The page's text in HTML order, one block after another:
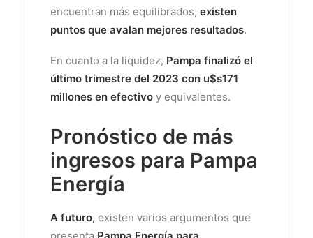
encuentran más equilibrados, existen
puntos que avalan mejores resultados.
En cuanto a la liquidez, Pampa finalizó el
último trimestre del 2023 con u$s171
millones en efectivo y equivalentes.
Pronóstico de más
ingresos para Pampa
Energía
A futuro, existen varios argumentos que